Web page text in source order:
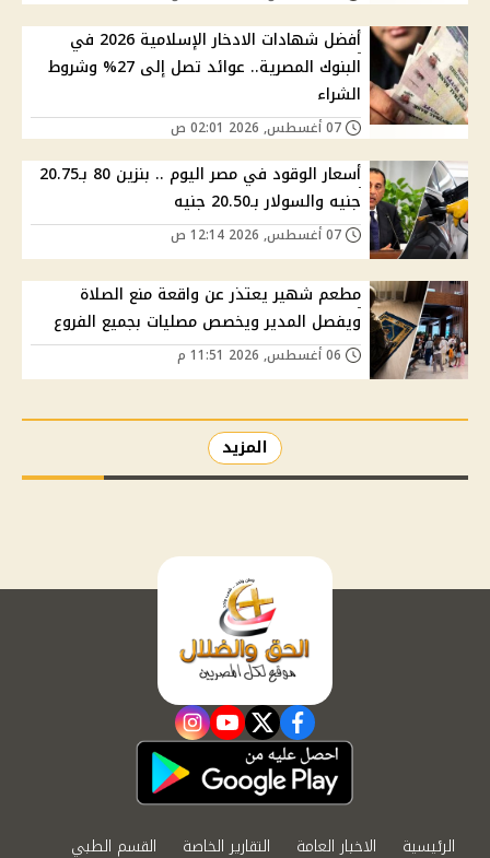
أفضل شهادات الادخار الإسلامية 2026 في
البنوك المصرية.. عوائد تصل إلى 27% وشروط
الشراء
أسعار الوقود في مصر اليوم .. بنزين 80 بـ20.75
جنيه والسولار بـ20.50 جنيه
مطعم شهير يعتذر عن واقعة منع الصلاة
ويفصل المدير ويخصص مصليات بجميع الفروع
المزيد
facebook
twitter
youtube
instagram
الرئيسية الاخبار العامة التقارير الخاصة القسم الطبي